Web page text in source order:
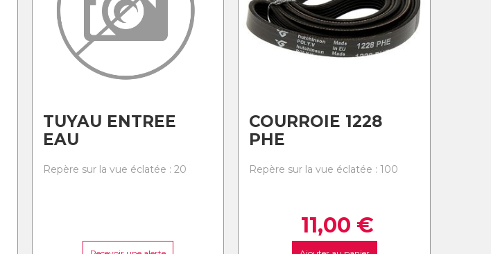
TUYAU ENTREE
EAU
Repère sur la vue éclatée : 20
COURROIE 1228
PHE
Repère sur la vue éclatée : 100
11,00 €